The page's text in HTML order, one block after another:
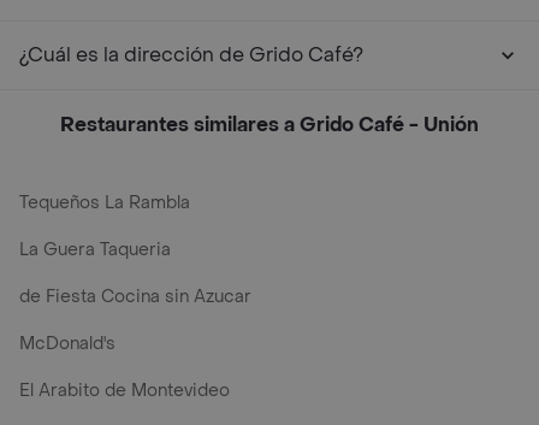
¿Cuál es la dirección de Grido Café?
Restaurantes similares a Grido Café - Unión
Tequeños La Rambla
La Guera Taqueria
de Fiesta Cocina sin Azucar
McDonald's
El Arabito de Montevideo